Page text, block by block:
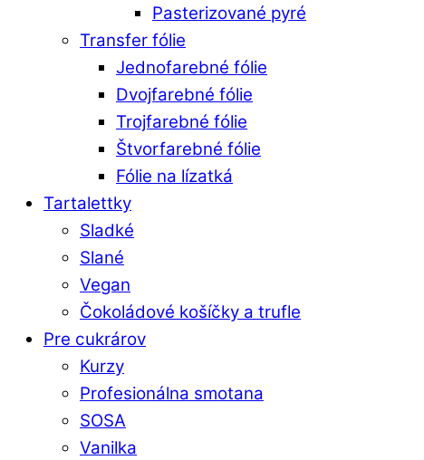
Pasterizované pyré
Transfer fólie
Jednofarebné fólie
Dvojfarebné fólie
Trojfarebné fólie
Štvorfarebné fólie
Fólie na lízatká
Tartalettky
Sladké
Slané
Vegan
Čokoládové košíčky a trufle
Pre cukrárov
Kurzy
Profesionálna smotana
SOSA
Vanilka